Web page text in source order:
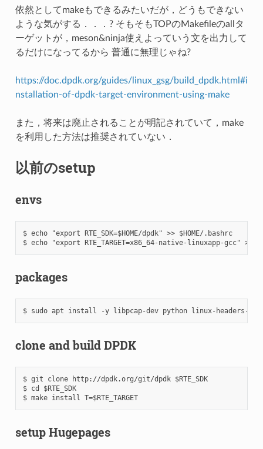
依然としてmakeもできるみたいだが，どうもできない
ような気がする．．．? そもそもTOPのMakefileのallタ
ーゲットが，meson&ninja使えよっていう文を出力して
るだけになってるから 普通に無理じゃね?
https://doc.dpdk.org/guides/linux_gsg/build_dpdk.html#i
nstallation-of-dpdk-target-environment-using-make
また，将来は廃止されることが明記されていて，make
を利用した方法は推奨されていない．
以前のsetup
envs
$ echo "export RTE_SDK=$HOME/dpdk" >> $HOME/.bashrc
packages
clone and build DPDK
$ git clone http://dpdk.org/git/dpdk $RTE_SDK
$ cd $RTE_SDK
$ make install T=$RTE_TARGET
setup Hugepages